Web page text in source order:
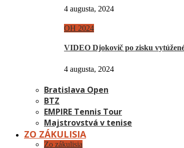
4 augusta, 2024
OH 2024
VIDEO Djokovič po zisku
4 augusta, 2024
Bratislava Open
BTZ
EMPIRE Tennis Tour
Majstrovstvá v tenise
ZO ZÁKULISIA
Zo zákulisia